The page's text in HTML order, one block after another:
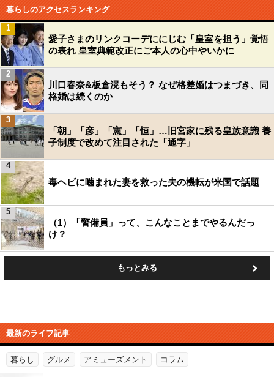
暮らしのアクセスランキング
愛子さまのリンクコーデににじむ「皇室を担う」覚悟
の表れ 皇室典範改正にご本人の心中やいかに
1
川口春奈&板倉滉もそう？ なぜ格差婚はつまづき、同
格婚は続くのか
2
「朝」「彦」「憲」「恒」…旧宮家に残る皇族意識 養
子制度で改めて注目された「通字」
3
毒ヘビに噛まれた妻を救った夫の機転が米国で話題
4
（1）「警備員」って、こんなことまでやるんだっ
け？
5
もっとみる
最新のライフ記事
暮らし グルメ アミューズメント コラム